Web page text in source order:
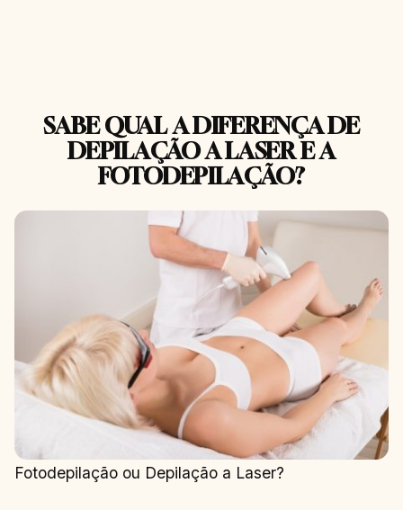
SABE QUAL A DIFERENÇA DE
DEPILAÇÃO A LASER E A
FOTODEPILAÇÃO?
Fotodepilação ou Depilação a Laser?